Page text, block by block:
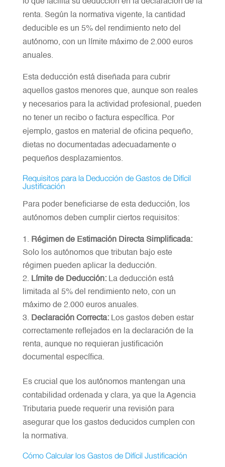
renta. Según la normativa vigente, la cantidad
deducible es un 5% del rendimiento neto del
autónomo, con un límite máximo de 2.000 euros
anuales.
Esta deducción está diseñada para cubrir
aquellos gastos menores que, aunque son reales
y necesarios para la actividad profesional, pueden
no tener un recibo o factura específica. Por
ejemplo, gastos en material de oficina pequeño,
dietas no documentadas adecuadamente o
pequeños desplazamientos.
Requisitos para la Deducción de Gastos de Difícil
Justificación
Para poder beneficiarse de esta deducción, los
autónomos deben cumplir ciertos requisitos:
Régimen de Estimación Directa Simplificada:
Solo los autónomos que tributan bajo este
régimen pueden aplicar la deducción.
Límite de Deducción:La deducción está
limitada al 5% del rendimiento neto, con un
máximo de 2.000 euros anuales.
Declaración Correcta:Los gastos deben estar
correctamente reflejados en la declaración de la
renta, aunque no requieran justificación
documental específica.
Es crucial que los autónomos mantengan una
contabilidad ordenada y clara, ya que la Agencia
Tributaria puede requerir una revisión para
asegurar que los gastos deducidos cumplen con
la normativa.
Cómo Calcular los Gastos de Difícil Justificación